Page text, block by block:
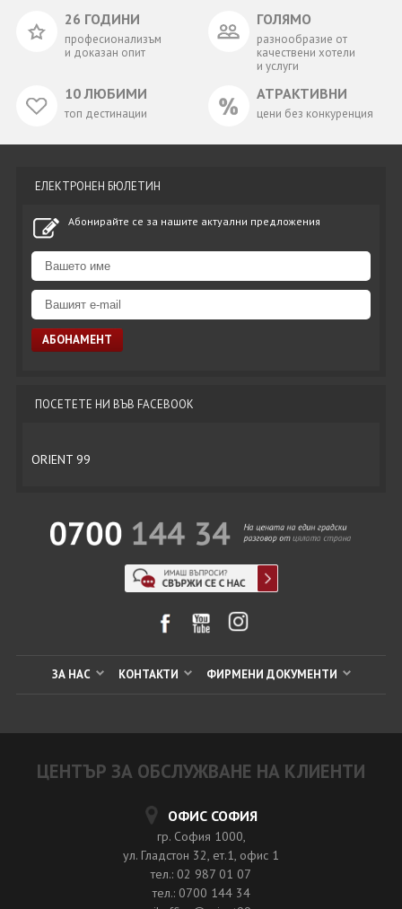
26 ГОДИНИ
професионализъм
и доказан опит
ГОЛЯМО
разнообразие от
качествени хотели
и услуги
10 ЛЮБИМИ
топ дестинации
АТРАКТИВНИ
цени без конкуренция
ЕЛЕКТРОНЕН БЮЛЕТИН
Абонирайте се за нашите актуални предложения
ПОСЕТЕТЕ НИ ВЪВ FACEBOOK
ORIENT 99
ЗА НАС КОНТАКТИ ФИРМЕНИ ДОКУМЕНТИ
ЦЕНТЪР ЗА ОБСЛУЖВАНЕ НА КЛИЕНТИ
ОФИС СОФИЯ
гр. София 1000,
ул. Гладстон 32, ет.1, офис 1
тел.: 02 987 01 07
тел.: 0700 144 34